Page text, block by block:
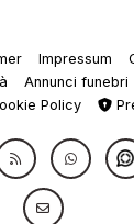
Impressum
Annunci funebri
Policy